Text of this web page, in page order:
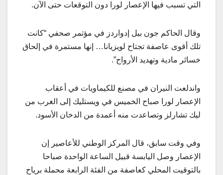
التي تسبب فيها الإعصار لورا دون التوقعات حتى الآن.
وقال الحاكم جون بيل إدواردز في مؤتمر صحفي “كانت
تلك أقوى عاصفة تجتاح لويزيانا… إنها مستمرة في إلحاق
خسائر مادية وتهديد الأرواح”.
واندلعت النيران في مصنع للكيماويات في أعقاب
الإعصار لورا صباح الخميس في ويستليك إلى الغرب من
ليك تشارلز وتصاعدت منه أعمدة من الدخان الأسود.
وفي وقت سابق، قال المركز الوطني للأعاصير إن
الإعصار وصل اليابسة قبيل الساعة الواحدة صباحا
بالتوقيت المحلي كعاصفة من الفئة الرابعة محملة برياح